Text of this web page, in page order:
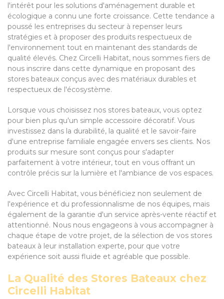
l'intérêt pour les solutions d'aménagement durable et
écologique a connu une forte croissance. Cette tendance a
poussé les entreprises du secteur à repenser leurs
stratégies et à proposer des produits respectueux de
l'environnement tout en maintenant des standards de
qualité élevés. Chez Circelli Habitat, nous sommes fiers de
nous inscrire dans cette dynamique en proposant des
stores bateaux conçus avec des matériaux durables et
respectueux de l'écosystème.
Lorsque vous choisissez nos stores bateaux, vous optez
pour bien plus qu'un simple accessoire décoratif. Vous
investissez dans la durabilité, la qualité et le savoir-faire
d'une entreprise familiale engagée envers ses clients. Nos
produits sur mesure sont conçus pour s'adapter
parfaitement à votre intérieur, tout en vous offrant un
contrôle précis sur la lumière et l'ambiance de vos espaces.
Avec Circelli Habitat, vous bénéficiez non seulement de
l'expérience et du professionnalisme de nos équipes, mais
également de la garantie d'un service après-vente réactif et
attentionné. Nous nous engageons à vous accompagner à
chaque étape de votre projet, de la sélection de vos stores
bateaux à leur installation experte, pour que votre
expérience soit aussi fluide et agréable que possible.
La Qualité des Stores Bateaux chez
Circelli Habitat